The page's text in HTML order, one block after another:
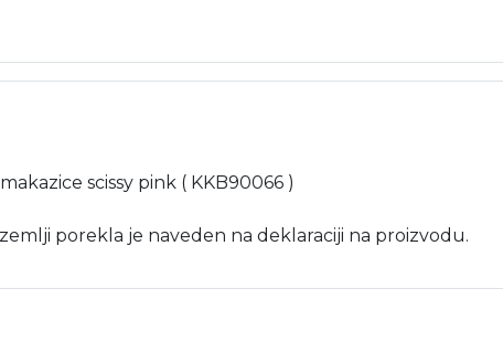
scissy pink ( KKB90066 )
porekla je naveden na deklaraciji na proizvodu.